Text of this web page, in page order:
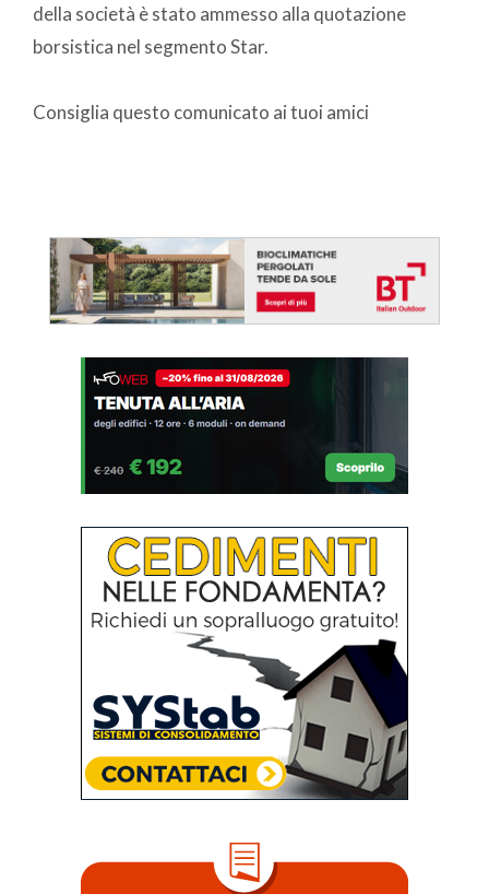
della società è stato ammesso alla quotazione
borsistica nel segmento Star.
Consiglia questo comunicato ai tuoi amici